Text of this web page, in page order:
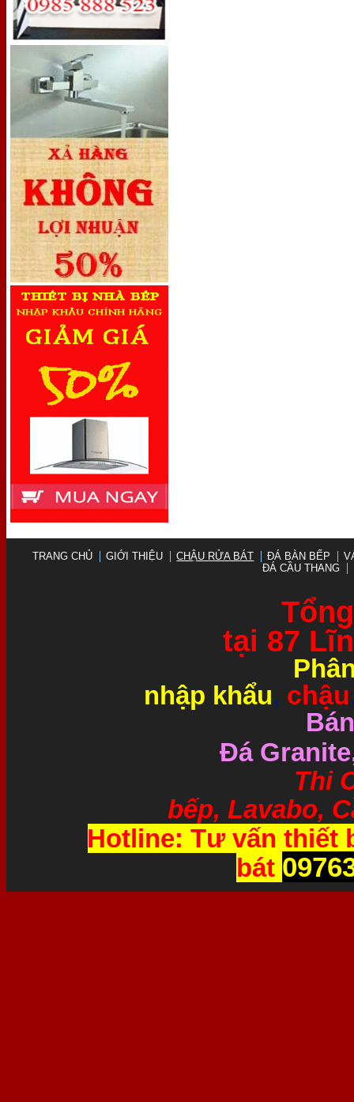
TRANG CHỦ GIỚI THIỆU CHẬU RỬA BÁT ĐÁ BÀN BẾP
ĐÁ CẦU THANG
tại 87
nhập khẩu, chậu
Đá
Thi Công và
bếp, Lavabo,
Hotline: Tư vấn thiết
bát